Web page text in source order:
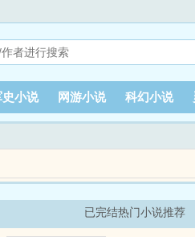
史小说 网游小说 科幻小说
已完结热门小说推荐